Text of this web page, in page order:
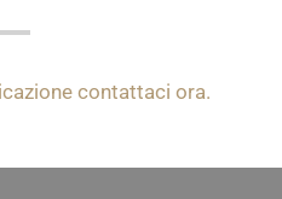
contattaci ora.